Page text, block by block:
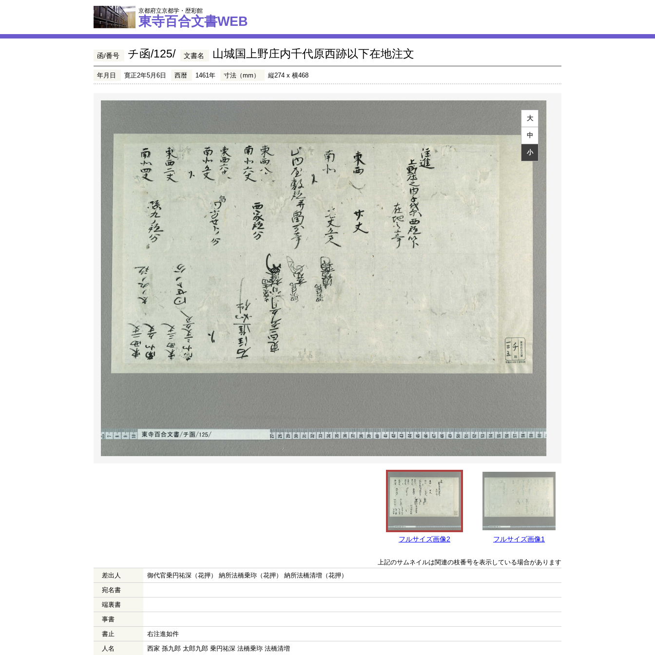
京都府立京都学・歴彩館
東寺百合文書WEB
函/番号 チ函/125/ 文書名 山城国上野庄内千代原西跡以下在地注文
年月日 寛正2年5月6日 西暦 1461年 寸法（mm） 縦274 x 横468
大
中
小
フルサイズ画像2 フルサイズ画像1
上記のサムネイルは関連の枝番号を表示している場合があります
差出人
御代官乗円祐深（花押） 納所法橋乗珎（花押） 納所法橋清増（花押）
宛名書
端裏書
事書
書止
右注進如件
人名
西家 孫九郎 太郎九郎 乗円祐深 法橋乗珎 法橋清増